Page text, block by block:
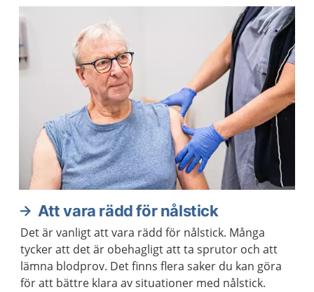
Att vara rädd för nålstick
Det är vanligt att vara rädd för nålstick. Många
tycker att det är obehagligt att ta sprutor och att
lämna blodprov. Det finns flera saker du kan göra
för att bättre klara av situationer med nålstick.